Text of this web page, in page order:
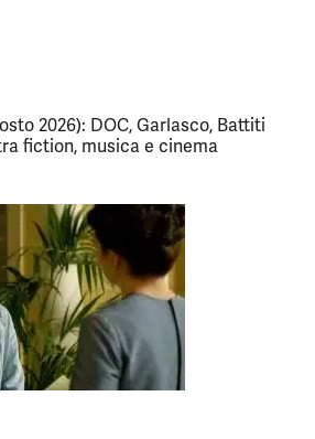
2026): DOC, Garlasco, Battiti
fiction, musica e cinema